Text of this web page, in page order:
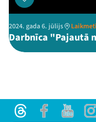
2024. gada 6. jūlijs
Darbnīca "Pajautā
ThreadsFacebookYoutube